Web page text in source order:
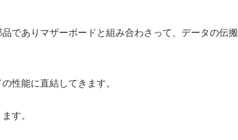
でありマザーボードと組み合わさって、データの伝搬
性能に直結してきます。
す。